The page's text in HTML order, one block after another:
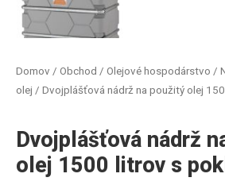
Domov / Obchod / Olejové hospodárstvo /
olej / Dvojplášťová nádrž na použitý olej
Dvojplášťová nádrž
olej 1500 litrov s